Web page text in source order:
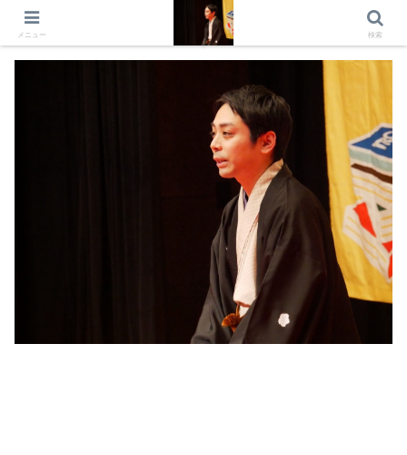
出演情報 出演依頼 日記 プロフィール
メニュー 検索